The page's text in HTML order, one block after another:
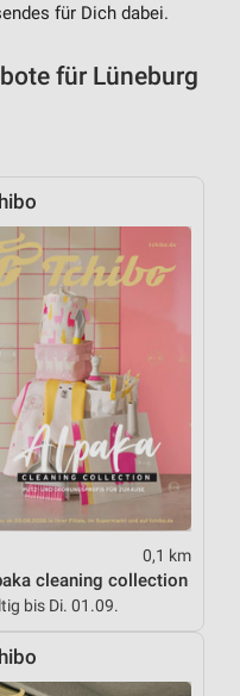
für Dich dabei.
für Lüneburg
0,1 km
cleaning collection
bis Di. 01.09.
Auswahl von
oder
von